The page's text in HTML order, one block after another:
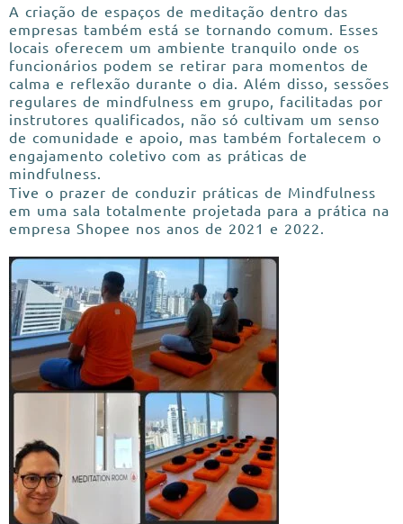
A criação de espaços de meditação dentro das
empresas também está se tornando comum. Esses
locais oferecem um ambiente tranquilo onde os
funcionários podem se retirar para momentos de
calma e reflexão durante o dia. Além disso, sessões
regulares de mindfulness em grupo, facilitadas por
instrutores qualificados, não só cultivam um senso
de comunidade e apoio, mas também fortalecem o
engajamento coletivo com as práticas de
mindfulness.
Tive o prazer de conduzir práticas de Mindfulness
em uma sala totalmente projetada para a prática na
empresa Shopee nos anos de 2021 e 2022.